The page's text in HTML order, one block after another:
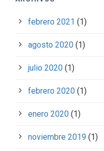
febrero 2021 (1)
agosto 2020 (1)
julio 2020 (1)
febrero 2020 (1)
enero 2020 (1)
noviembre 2019 (1)